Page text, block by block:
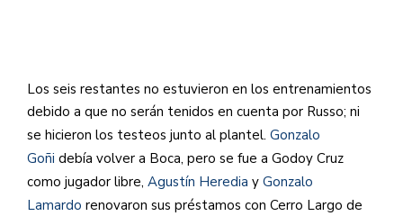
Los seis restantes no estuvieron en los entrenamientos
debido a que no serán tenidos en cuenta por Russo; ni
se hicieron los testeos junto al plantel. Gonzalo
Goñi debía volver a Boca, pero se fue a Godoy Cruz
como jugador libre, Agustín Heredia y Gonzalo
Lamardo renovaron sus préstamos con Cerro Largo de